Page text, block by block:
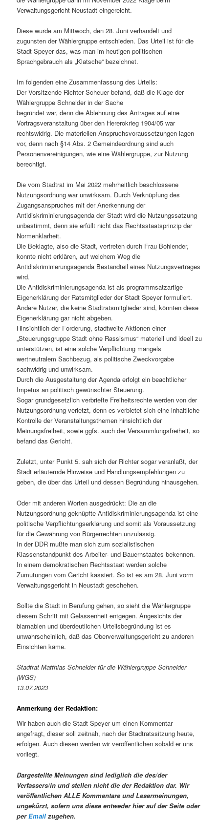
Verwaltungsgericht Neustadt eingereicht.
Diese wurde am Mittwoch, den 28. Juni verhandelt und
zugunsten der Wählergruppe entschieden. Das Urteil ist für die
Stadt Speyer das, was man im heutigen politischen
Sprachgebrauch als „Klatsche“ bezeichnet.
Im folgenden eine Zusammenfassung des Urteils:
Der Vorsitzende Richter Scheuer befand, daß die Klage der
Wählergruppe Schneider in der Sache
begründet war, denn die Ablehnung des Antrages auf eine
Vortragsveranstaltung über den Hererokrieg 1904/05 war
rechtswidrig. Die materiellen Anspruchsvoraussetzungen lagen
vor, denn nach §14 Abs. 2 Gemeindeordnung sind auch
Personenvereinigungen, wie eine Wählergruppe, zur Nutzung
berechtigt.
Die vom Stadtrat im Mai 2022 mehrheitlich beschlossene
Nutzungsordnung war unwirksam. Durch Verknüpfung des
Zugangsanspruches mit der Anerkennung der
Antidiskriminierungsagenda der Stadt wird die Nutzungssatzung
unbestimmt, denn sie erfüllt nicht das Rechtsstaatsprinzip der
Normenklarheit.
Die Beklagte, also die Stadt, vertreten durch Frau Bohlender,
konnte nicht erklären, auf welchem Weg die
Antidiskriminierungsagenda Bestandteil eines Nutzungsvertrages
wird.
Die Antidiskriminierungsagenda ist als programmsatzartige
Eigenerklärung der Ratsmitglieder der Stadt Speyer formuliert.
Andere Nutzer, die keine Stadtratsmitglieder sind, könnten diese
Eigenerklärung gar nicht abgeben.
Hinsichtlich der Forderung, stadtweite Aktionen einer
„Steuerungsgruppe Stadt ohne Rassismus“ materiell und ideell zu
unterstützen, ist eine solche Verpflichtung mangels
wertneutralem Sachbezug, als politische Zweckvorgabe
sachwidrig und unwirksam.
Durch die Ausgestaltung der Agenda erfolgt ein beachtlicher
Impetus an politisch gewünschter Steuerung.
Sogar grundgesetzlich verbriefte Freiheitsrechte werden von der
Nutzungsordnung verletzt, denn es verbietet sich eine inhaltliche
Kontrolle der Veranstaltungsthemen hinsichtlich der
Meinungsfreiheit, sowie ggfs. auch der Versammlungsfreiheit, so
befand das Gericht.
Zuletzt, unter Punkt 5. sah sich der Richter sogar veranlaßt, der
Stadt erläuternde Hinweise und Handlungsempfehlungen zu
geben, die über das Urteil und dessen Begründung hinausgehen.
Oder mit anderen Worten ausgedrückt: Die an die
Nutzungsordnung geknüpfte Antidiskriminierungsagenda ist eine
politische Verpflichtungserklärung und somit als Voraussetzung
für die Gewährung von Bürgerrechten unzulässig.
In der DDR mußte man sich zum sozialistischen
Klassenstandpunkt des Arbeiter- und Bauernstaates bekennen.
In einem demokratischen Rechtsstaat werden solche
Zumutungen vom Gericht kassiert. So ist es am 28. Juni vorm
Verwaltungsgericht in Neustadt geschehen.
Sollte die Stadt in Berufung gehen, so sieht die Wählergruppe
diesem Schritt mit Gelassenheit entgegen. Angesichts der
blamablen und überdeutlichen Urteilsbegründung ist es
unwahrscheinlich, daß das Oberverwaltungsgericht zu anderen
Einsichten käme.
Stadtrat Matthias Schneider für die Wählergruppe Schneider
(WGS)
13.07.2023
Anmerkung der Redaktion:
Wir haben auch die Stadt Speyer um einen Kommentar
angefragt, dieser soll zeitnah, nach der Stadtratssitzung heute,
erfolgen. Auch diesen werden wir veröffentlichen sobald er uns
vorliegt.
Dargestellte Meinungen sind lediglich die des/der
Verfassers/in und stellen nicht die der Redaktion dar. Wir
veröffentlichen ALLE Kommentare und Lesermeinungen,
ungekürzt, sofern uns diese entweder hier auf der Seite oder
perEmail zugehen.